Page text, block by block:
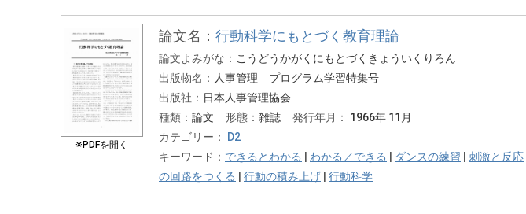
※PDFを開く
論文名： 行動科学にもとづく教育理論
論文よみがな： こうどうかがくにもとづくきょういくりろん
出版物名： 人事管理 プログラム学習特集号
出版社： 日本人事管理協会
種類： 論文 形態： 雑誌 発行年月：
1966年 11月
カテゴリー： D2
キーワード： できるとわかる | わかる／できる | ダンスの練習 | 刺激と反応
の回路をつくる | 行動の積み上げ | 行動科学